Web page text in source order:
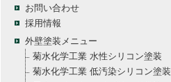
お問い合わせ
採用情報
外壁塗装メニュー
菊水化学工業 水性シリコン塗装
菊水化学工業 低汚染シリコン塗装